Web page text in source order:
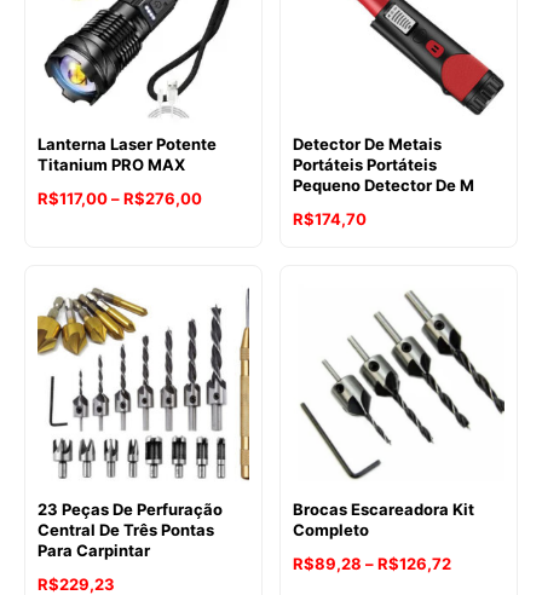
Lanterna Laser Potente
Titanium PRO MAX
R$117,00–R$276,00Faixa
R$117,00
através
R$276,00
Detector De Metais
Portáteis Portáteis
Pequeno Detector De M
R$174,70
23 Peças De Perfuração
Central De Três Pontas
Para Carpintar
R$229,23
Brocas Escareadora Kit
Completo
R$89,28 –R$126,72Faixa